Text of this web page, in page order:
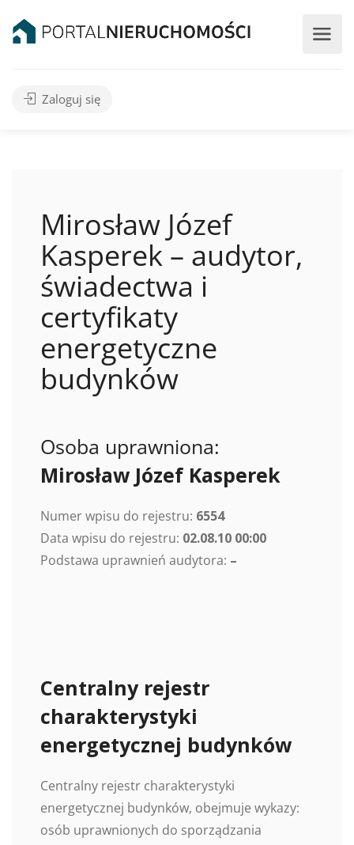
Zaloguj się
Mirosław Józef
Kasperek – audytor,
świadectwa i
certyfikaty
energetyczne
budynków
Osoba uprawniona:
Mirosław Józef Kasperek
Numer wpisu do rejestru: 6554
Data wpisu do rejestru: 02.08.10 00:00
Podstawa uprawnień audytora: –
Centralny rejestr
charakterystyki
energetycznej budynków
Centralny rejestr charakterystyki
energetycznej budynków, obejmuje wykazy:
osób uprawnionych do sporządzania